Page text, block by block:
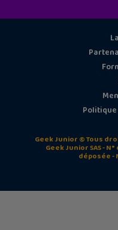
Geek Junior © Tous
Geek Junior SAS -
déposée -